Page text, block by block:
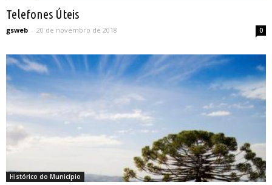
Telefones Úteis
gsweb - 20 de novembro de 2018 0
Histórico do Município